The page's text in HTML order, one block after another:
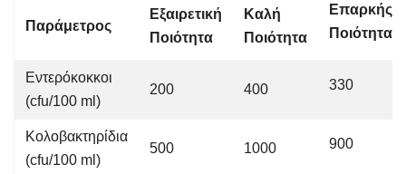
Παράμετρος
Εξαιρετική
Ποιότητα
Καλή
Ποιότητα
Επαρκής
Ποιότητα
Εντερόκοκκοι
(cfu/100 ml)
200 400 330
Κολοβακτηρίδια
(cfu/100 ml)
500 1000 900